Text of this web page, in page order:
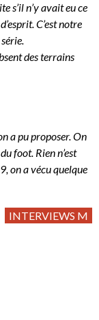
s’il n’y avait eu ce
C’est notre
des terrains
a pu proposer. On
foot. Rien n’est
on a vécu quelque
INTERVIEWS M